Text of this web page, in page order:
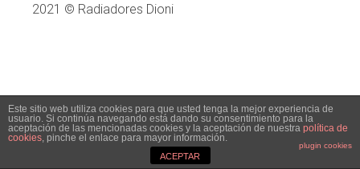
2021 © Radiadores Dioni
Este sitio web utiliza cookies para que usted tenga la mejor experiencia de
usuario. Si continúa navegando está dando su consentimiento para la
aceptación de las mencionadas cookies y la aceptación de nuestra política de
cookies, pinche el enlace para mayor información.
plugin cookies
ACEPTAR